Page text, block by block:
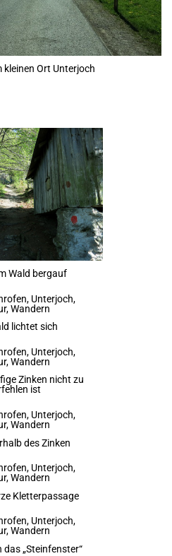
kleinen Ort Unterjoch
Wald bergauf
lichtet sich
Zinken nicht zu
ist
des Zinken
Kletterpassage
„Steinfenster“